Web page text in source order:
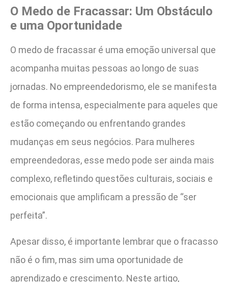
O Medo de Fracassar: Um Obstáculo
e uma Oportunidade
O medo de fracassar é uma emoção universal que
acompanha muitas pessoas ao longo de suas
jornadas. No empreendedorismo, ele se manifesta
de forma intensa, especialmente para aqueles que
estão começando ou enfrentando grandes
mudanças em seus negócios. Para mulheres
empreendedoras, esse medo pode ser ainda mais
complexo, refletindo questões culturais, sociais e
emocionais que amplificam a pressão de “ser
perfeita”.
Apesar disso, é importante lembrar que o fracasso
não é o fim, mas sim uma oportunidade de
aprendizado e crescimento. Neste artigo,